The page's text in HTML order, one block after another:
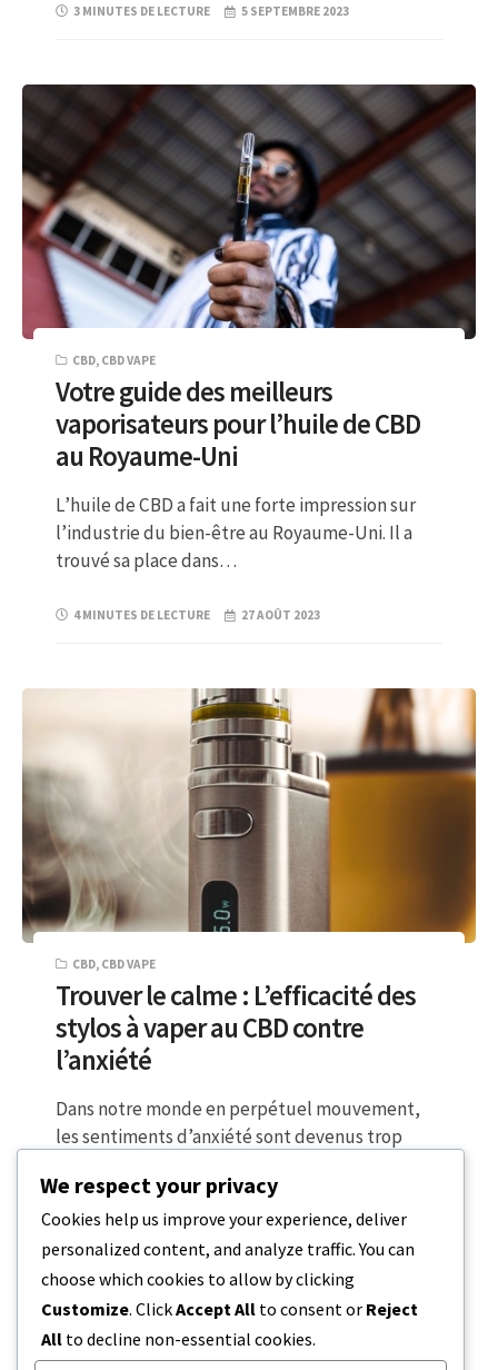
3 MINUTES DE LECTURE 5 SEPTEMBRE 2023
CBD, CBD VAPE
Votre guide des meilleurs
vaporisateurs pour l’huile de CBD
au Royaume-Uni
L’huile de CBD a fait une forte impression sur
l’industrie du bien-être au Royaume-Uni. Il a
trouvé sa place dans…
4 MINUTES DE LECTURE 27 AOÛT 2023
CBD, CBD VAPE
Trouver le calme : L’efficacité des
stylos à vaper au CBD contre
l’anxiété
Dans notre monde en perpétuel mouvement,
les sentiments d’anxiété sont devenus trop
les difficultés…
3 MINUTES DE LECTURE 12 AOÛT 2023
We respect your privacy
Cookies help us improve your experience, deliver
personalized content, and analyze traffic. You can
choose which cookies to allow by clicking
Customize. ClickAccept All to consent or Reject
All to decline non-essential cookies.